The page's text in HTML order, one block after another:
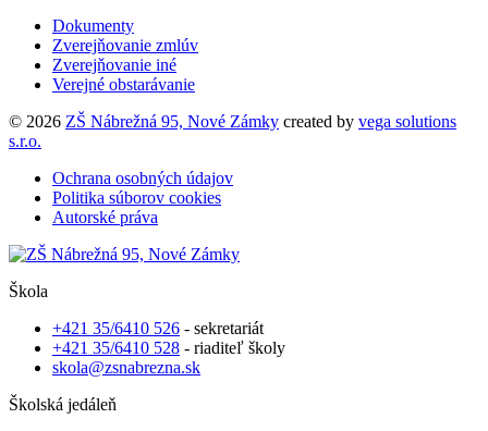
Dokumenty
Zverejňovanie zmlúv
Zverejňovanie iné
Verejné obstarávanie
© 2026 ZŠ Nábrežná 95, Nové Zámky created by vega solutions
s.r.o.
Ochrana osobných údajov
Politika súborov cookies
Autorské práva
Škola
+421 35/6410 526 - sekretariát
+421 35/6410 528 - riaditeľ školy
skola@zsnabrezna.sk
Školská jedáleň